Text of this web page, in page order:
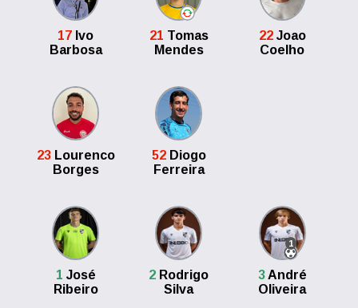
17 Ivo
Barbosa
21 Tomas
Mendes
22Joao
Coelho
23Lourenco
Borges
52Diogo
Ferreira
1 José
Ribeiro
2 Rodrigo
Silva
1
3André
Oliveira